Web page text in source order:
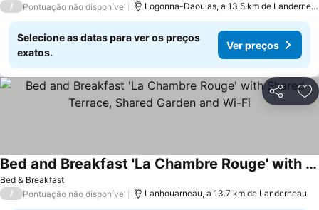
/ Pontuação não disponível Logonna-Daoulas, a 13.5 km de
Selecione as datas para ver os preços
exatos.
Ver preços
Partilhar
Bed & Breakfast
Bed and Breakfast 'La Chambre Rouge' with Shared Terrace, Shared Garden and Wi-Fi
Ver preços
/ Pontuação não disponível Lanhouarneau, a 13.7 km de Landerneau